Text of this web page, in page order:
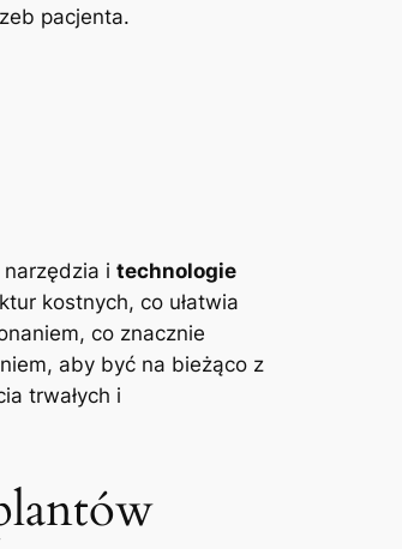
pacjenta.
i technologie
kostnych, co ułatwia
co znacznie
aby być na bieżąco z
trwałych i